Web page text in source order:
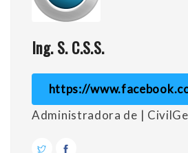
Ing. S. C.S.S.
https://
Administradora de |